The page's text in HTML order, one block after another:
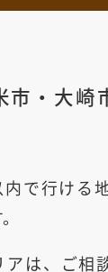
市 ・ 大崎
で行ける
アは、ご相